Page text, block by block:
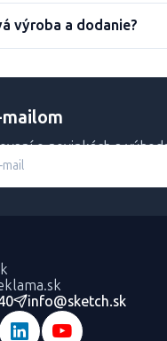
výroba a dodanie?
o novinkách a
info@sketch.sk